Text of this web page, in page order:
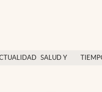
SALUD Y